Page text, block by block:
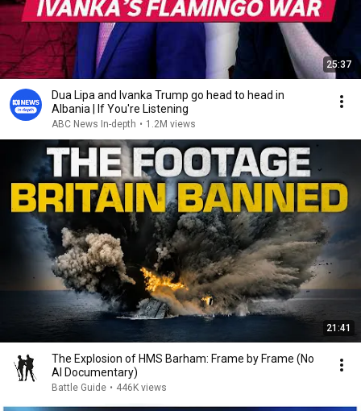
25:37
Dua Lipa and Ivanka Trump go head to head in
Albania | If You're Listening
ABC News In-depth • 1.2M views
21:41
The Explosion of HMS Barham: Frame by Frame (No
AI Documentary)
Battle Guide • 446K views